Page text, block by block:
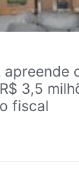
apreende
3,5
fiscal